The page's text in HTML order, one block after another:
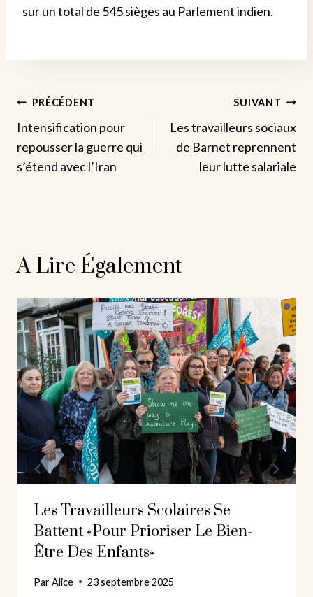
sur un total de 545 sièges au Parlement indien.
Navigation
De
L’article
PRÉCÉDENT
Intensification pour
repousser la guerre qui
s’étend avec l’Iran
SUIVANT
Les travailleurs sociaux
de Barnet reprennent
leur lutte salariale
A Lire Également
Les Travailleurs Scolaires Se
Battent «pour Prioriser Le Bien-
Être Des Enfants»
ParAlice 23 septembre 2025